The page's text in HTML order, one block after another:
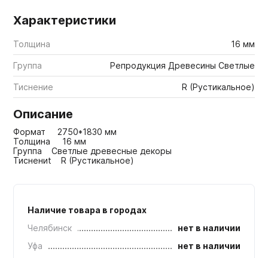
Характеристики
Толщина 16 мм
Группа Репродукция Древесины Светлые
Тиснение R (Рустикальное)
Описание
Формат 2750*1830 мм
Толщина 16 мм
Группа Светлые древесные декоры
Тиснениt R (Рустикальное)
Наличие товара в городах
Челябинск
нет в наличии
Уфа
нет в наличии